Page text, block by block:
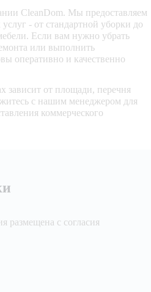
CleanDom. Мы предоставляем
- от стандартной уборки до
Если вам нужно убрать
или выполнить
оперативно и качественно
от площади, перечня
с нашим менеджером для
коммерческого
размещена с согласия